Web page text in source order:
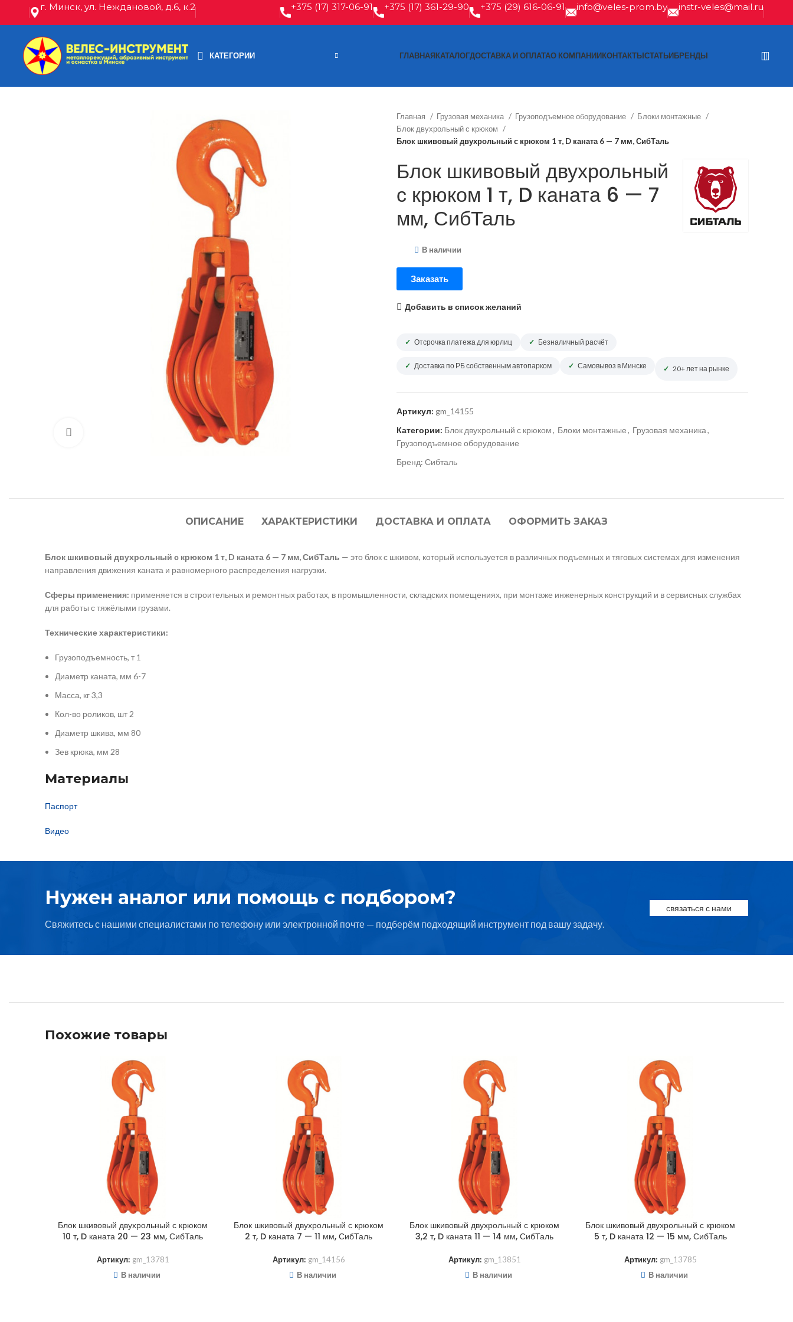
г. Минск, ул. Неждановой, д.6, к.2 +375 (17) 317-06-91 +375 (17) 361-29-90 +375 (29) 616-06-91 info@veles-prom.by instr-veles@mail.ru
КАТЕГОРИИ ГЛАВНАЯКАТАЛОГДОСТАВКА И ОПЛАТАО КОМПАНИИКОНТАКТЫСТАТЬИБРЕНДЫ
Главная Грузовая механика Грузоподъемное оборудование
Блоки монтажные
Блок двухрольный с крюком
Блок шкивовый двухрольный с крюком 1 т, D каната 6 — 7 мм, СибТаль
Блок шкивовый двухрольный
с крюком 1 т, D каната 6 — 7
мм, СибТаль
В наличии
Заказать
Добавить в список желаний
Отсрочка платежа для юрлиц Безналичный расчёт
Доставка по РБ собственным автопарком Самовывоз в Минске 20+ лет на рынке
Артикул: gm_14155
Категории: Блок двухрольный с крюком, Блоки монтажные, Грузовая механика,
Грузоподъемное оборудование
Бренд: Сибталь
ОПИСАНИЕ ХАРАКТЕРИСТИКИ ДОСТАВКА И ОПЛАТА ОФОРМИТЬ ЗАКАЗ
Блок шкивовый двухрольный с крюком 1 т, D каната 6 — 7 мм, СибТаль — это блок с шкивом, который используется в различных подъемных и тяговых системах для изменения
направления движения каната и равномерного распределения нагрузки.
Сферы применения: применяется в строительных и ремонтных работах, в промышленности, складских помещениях, при монтаже инженерных конструкций и в сервисных службах
для работы с тяжёлыми грузами.
Технические характеристики:
Грузоподъемность, т 1
Диаметр каната, мм 6-7
Масса, кг 3,3
Кол-во роликов, шт 2
Диаметр шкива, мм 80
Зев крюка, мм 28
Материалы
Паспорт
Видео
Нужен аналог или помощь с подбором?
Свяжитесь с нашими специалистами по телефону или электронной почте — подберём подходящий инструмент под вашу задачу.
связаться с нами
Похожие товары
Блок шкивовый двухрольный с крюком
10 т, D каната 20 — 23 мм, СибТаль
Артикул: gm_13781
В наличии
Блок шкивовый двухрольный с крюком
2 т, D каната 7 — 11 мм, СибТаль
Артикул: gm_14156
В наличии
Блок шкивовый двухрольный с крюком
3,2 т, D каната 11 — 14 мм, СибТаль
Артикул: gm_13851
В наличии
Блок шкивовый двухрольный с крюком
5 т, D каната 12 — 15 мм, СибТаль
Артикул: gm_13785
В наличии